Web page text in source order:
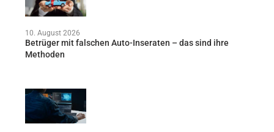
10. August 2026
Betrüger mit falschen Auto-Inseraten – das sind ihre
Methoden